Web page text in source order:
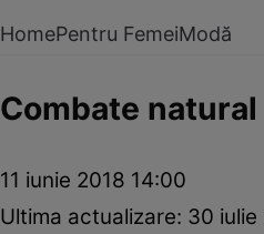
HomePentru FemeiModă
Combate
11 iunie 2018 14:00
Ultima actualizare: 30 iulie